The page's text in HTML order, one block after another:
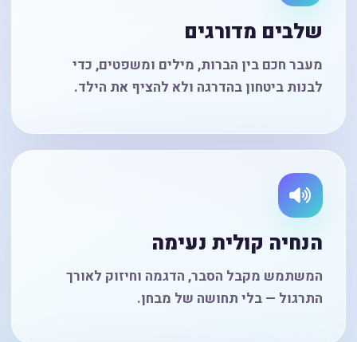
שלבים מדורגים
מעבר חכם בין הברות, מילים ומשפטים, כדי
לבנות ביטחון בהדרגה ולא להציף את הילד.
הנחיה קולית נעימה
המשתמש מקבל הסבר, הדגמה וחיזוק לאורך
התרגול — בלי תחושה של מבחן.